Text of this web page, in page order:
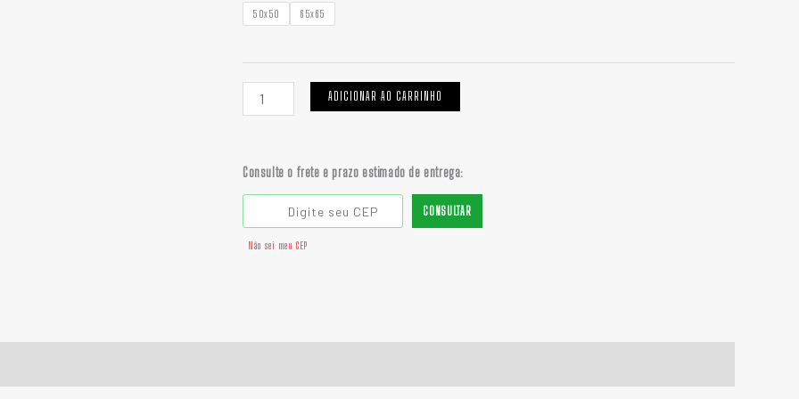
50x50 65x65
quantidade
ADICIONAR AO CARRINHO
Consulte o frete e prazo estimado de entrega:
CONSULTAR
Não sei meu CEP